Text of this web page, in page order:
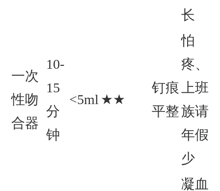
长
一次
性吻
合器
10-
15
分
钟
<5ml★★
钉痕
平整
怕
疼、
上班
族请
年假
少
凝血